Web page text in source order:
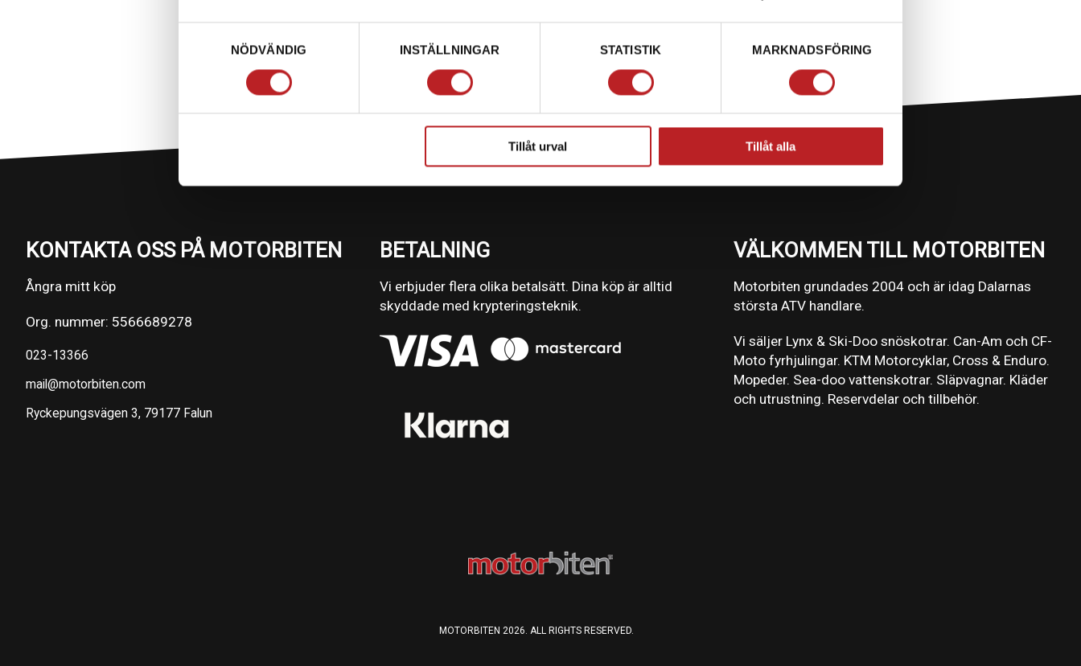
NÖDVÄNDIG
INSTÄLLNINGAR STATISTIK MARKNADSFÖRING
Tillåt urval Tillåt alla
KONTAKTA OSS PÅ MOTORBITEN
Ångra mitt köp
Org. nummer: 5566689278
023-13366
mail@motorbiten.com
Ryckepungsvägen 3, 79177 Falun
BETALNING
Vi erbjuder flera olika betalsätt. Dina köp är alltid
skyddade med krypteringsteknik.
VÄLKOMMEN TILL MOTORBITEN
Motorbiten grundades 2004 och är idag Dalarnas
största ATV handlare.
Vi säljer Lynx & Ski-Doo snöskotrar. Can-Am och CF-
Moto fyrhjulingar. KTM Motorcyklar, Cross & Enduro.
Mopeder. Sea-doo vattenskotrar. Släpvagnar. Kläder
och utrustning. Reservdelar och tillbehör.
MOTORBITEN 2026. ALL RIGHTS RESERVED.